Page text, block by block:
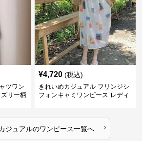
ツワン
リー柄
¥4,720 (税込)
きれいめカジュアル フリンジシ
フォンキャミワンピース レディ
ジュアルのワンピース一覧へ ›